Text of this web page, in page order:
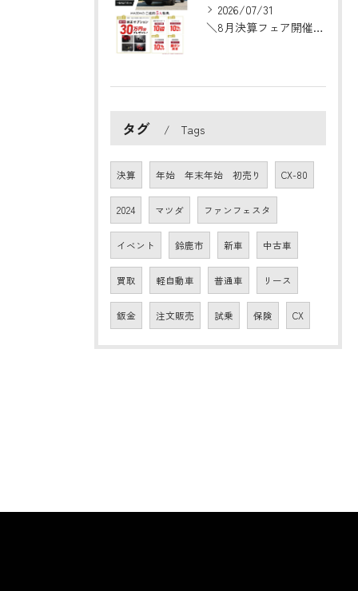
2026/07/31
＼8月決算フェア開催！／
タグ Tags
決算 年始 年末年始 初売り CX-80
2024 マツダ ファンフェスタ
イベント 鈴鹿市 新車 中古車
買取 軽自動車 普通車 リース
鈑金 注文販売 試乗 保険 CX